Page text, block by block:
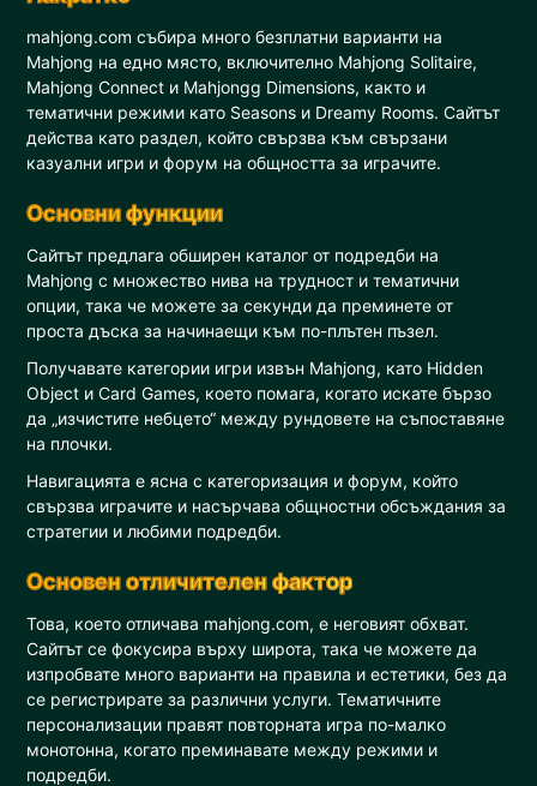
mahjong.com събира много безплатни варианти на
Mahjong на едно място, включително Mahjong Solitaire,
Mahjong Connect и Mahjongg Dimensions, както и
тематични режими като Seasons и Dreamy Rooms. Сайтът
действа като раздел, който свързва към свързани
казуални игри и форум на общността за играчите.
Основни функции
Сайтът предлага обширен каталог от подредби на
Mahjong с множество нива на трудност и тематични
опции, така че можете за секунди да преминете от
проста дъска за начинаещи към по-плътен пъзел.
Получавате категории игри извън Mahjong, като Hidden
Object и Card Games, което помага, когато искате бързо
да „изчистите небцето“ между рундовете на съпоставяне
на плочки.
Навигацията е ясна с категоризация и форум, който
свързва играчите и насърчава общностни обсъждания за
стратегии и любими подредби.
Основен отличителен фактор
Това, което отличава mahjong.com, е неговият обхват.
Сайтът се фокусира върху широта, така че можете да
изпробвате много варианти на правила и естетики, без да
се регистрирате за различни услуги. Тематичните
персонализации правят повторната игра по-малко
монотонна, когато преминавате между режими и
подредби.